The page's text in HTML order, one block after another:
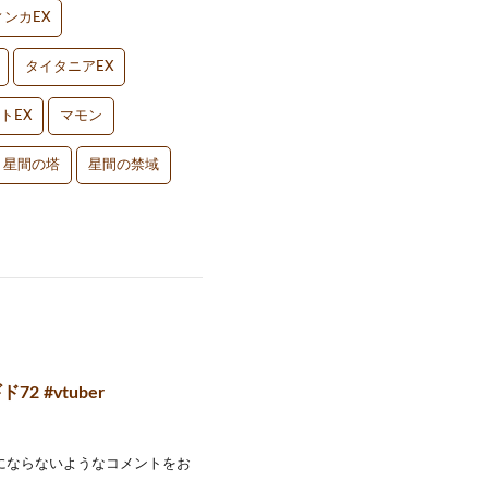
ンカEX
タイタニアEX
EX マモン
星間の塔 星間の禁域
ド72 #vtuber
らないようなコメントをお